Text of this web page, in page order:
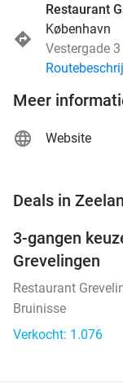
Restaurant
København
Vestergade 3
Meer
Website
Deals in
3-gangen
Grevelingen
Restaurant
Bruinisse
Verkocht: 1.076